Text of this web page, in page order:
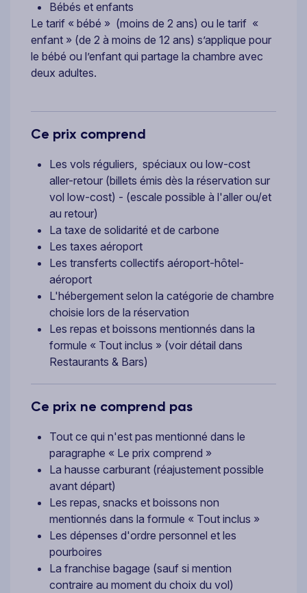
Bébés et enfants
Le tarif « bébé » (moins de 2 ans) ou le tarif «
enfant » (de 2 à moins de 12 ans) s’applique pour
le bébé ou l’enfant qui partage la chambre avec
deux adultes.
Ce prix comprend
Les vols réguliers, spéciaux ou low-cost
aller-retour (billets émis dès la réservation sur
vol low-cost) - (escale possible à l'aller ou/et
au retour)
La taxe de solidarité et de carbone
Les taxes aéroport
Les transferts collectifs aéroport-hôtel-
aéroport
L'hébergement selon la catégorie de chambre
choisie lors de la réservation
Les repas et boissons mentionnés dans la
formule « Tout inclus » (voir détail dans
Restaurants & Bars)
Ce prix ne comprend pas
Tout ce qui n'est pas mentionné dans le
paragraphe « Le prix comprend »
La hausse carburant (réajustement possible
avant départ)
Les repas, snacks et boissons non
mentionnés dans la formule « Tout inclus »
Les dépenses d'ordre personnel et les
pourboires
La franchise bagage (sauf si mention
contraire au moment du choix du vol)